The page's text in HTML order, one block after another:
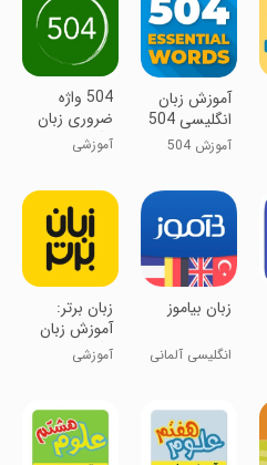
‏‏‏آموزش زبان
انگلیسی 504
واژه
آموزش 504
504 واژه
ضروری زبان
انگلیسی
آموزشی
زبان بیاموز
انگلیسی آلمانی
‏‏‏زبان برتر:
آموزش زبان
انگلیسی
آموزشی